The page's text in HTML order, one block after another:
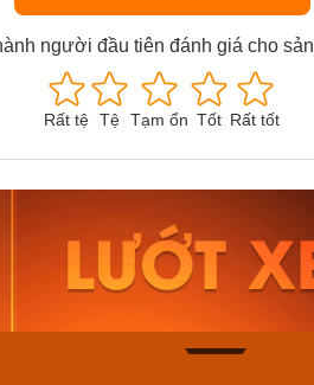
người đầu tiên đánh giá cho
Rất tệ Tệ Tạm ổn Tốt Rất tốt
Casio Nam MTS-
115D-1AVDF
2.823.000₫
2.399.550₫
Mua ngay